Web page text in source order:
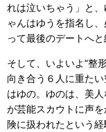
れは泣いちゃう」と
ゃんはゆうを指名し
って最後のデートへと
そして、いよいよ“整
向き合う６人に重た
はゆの。ゆのは、美
が芸能スカウトに声
険に扱われたという